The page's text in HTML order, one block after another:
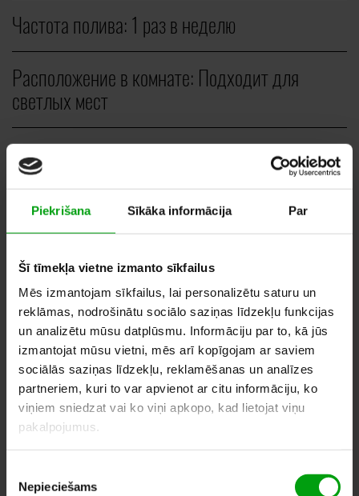
Piekrišana Sīkāka informācija Par
Šī tīmekļa vietne izmanto sīkfailus
Mēs izmantojam sīkfailus, lai personalizētu saturu un
reklāmas, nodrošinātu sociālo saziņas līdzekļu funkcijas
un analizētu mūsu datplūsmu. Informāciju par to, kā jūs
izmantojat mūsu vietni, mēs arī kopīgojam ar saviem
sociālās saziņas līdzekļu, reklamēšanas un analīzes
partneriem, kuri to var apvienot ar citu informāciju, ko
viņiem sniedzat vai ko viņi apkopo, kad lietojat viņu
pakalpojumus.
izvēle
Nepieciešams
Частота полива:1 раз в неделю
Расположение в комнате: Подходит для
светлых мест
Тип:Вертикальные растения
ШТ.
80,00EUR
ДОБАВИТЬ В СПИСОК
ЖЕЛАНИЙ
ПОХОЖИЕ ПРОДУКТЫ